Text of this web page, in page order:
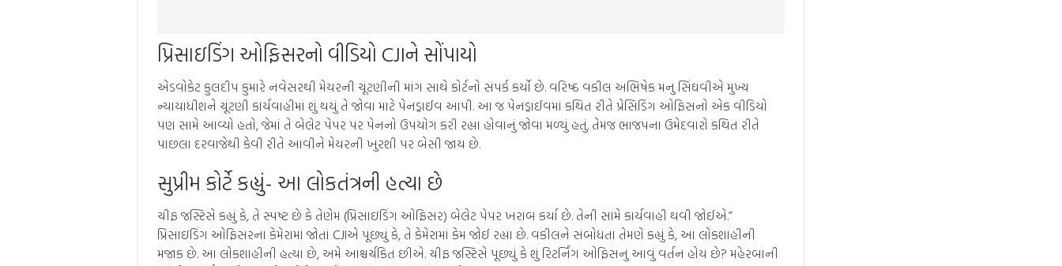
પ્રિસાઇડિંગ ઓફિસરનો વીડિયો CJIને સોંપાયો
એડવોકેટ કુલદીપ કુમારે નવેસરથી મેયરની ચૂંટણીની માંગ સાથે કોર્ટનો સંપર્ક કર્યો છે. વરિષ્ઠ વકીલ અભિષેક મનુ સિંઘવીએ મુખ્ય
ન્યાયાધીશને ચૂંટણી કાર્યવાહીમાં શું થયું તે જોવા માટે પેનડ્રાઈવ આપી. આ જ પેનડ્રાઈવમાં કથિત રીતે પ્રેસિડિંગ ઓફિસનો એક વીડિયો
પણ સામે આવ્યો હતો, જેમાં તે બેલેટ પેપર પર પેનનો ઉપયોગ કરી રહ્યા હોવાનું જોવા મળ્યું હતું. તેમજ ભાજપના ઉમેદવારો કથિત રીતે
પાછલા દરવાજેથી કેવી રીતે આવીને મેયરની ખુરશી પર બેસી જાય છે.
સુપ્રીમ કોર્ટે કહ્યું- આ લોકતંત્રની હત્યા છે
ચીફ જસ્ટિસે કહ્યું કે, તે સ્પષ્ટ છે કે તેણેમ (પ્રિસાઇડિંગ ઓફિસર) બેલેટ પેપર ખરાબ કર્યા છે. તેની સામે કાર્યવાહી થવી જોઈએ.”
પ્રિસાઇડિંગ ઓફિસરના કેમેરામાં જોતાં CJIએ પૂછ્યું કે, તે કેમેરામાં કેમ જોઈ રહ્યા છે. વકીલને સંબોધતા તેમણે કહ્યું કે, આ લોકશાહીની
મજાક છે. આ લોકશાહીની હત્યા છે, અમે આશ્ચર્ચકિત છીએ. ચીફ જસ્ટિસે પૂછ્યું કે શું રિટર્નિંગ ઓફિસનું આવું વર્તન હોય છે? મહેરબાની